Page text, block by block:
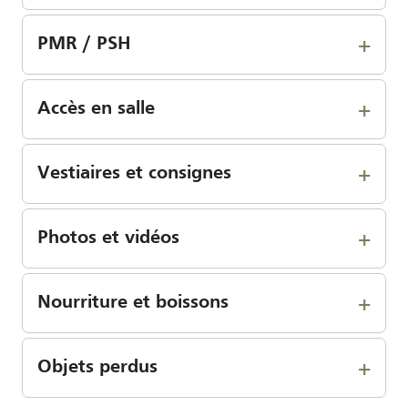
PMR / PSH
Accès en salle
Vestiaires et consignes
Photos et vidéos
Nourriture et boissons
Objets perdus